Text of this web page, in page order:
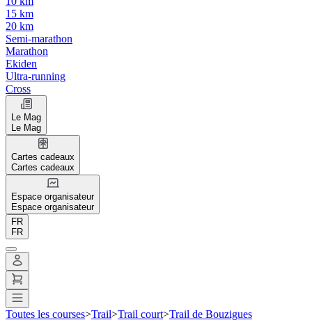
15 km
20 km
Semi-marathon
Marathon
Ekiden
Ultra-running
Cross
Le Mag
Le Mag
Cartes cadeaux
Cartes cadeaux
Espace organisateur
Espace organisateur
FR
FR
Toutes les courses>Trail>Trail court>Trail de Bouzigues